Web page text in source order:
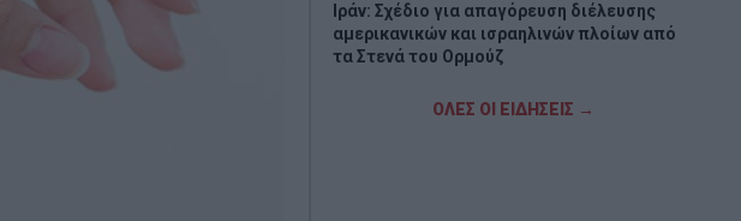
Ιράν: Σχέδιο για απαγόρευση διέλευσης
αμερικανικών και ισραηλινών πλοίων από
τα Στενά του Ορμούζ
Σαν σήμερα - 7 Αυγούστου
ΟΛΕΣ ΟΙ ΕΙΔΗΣΕΙΣ →